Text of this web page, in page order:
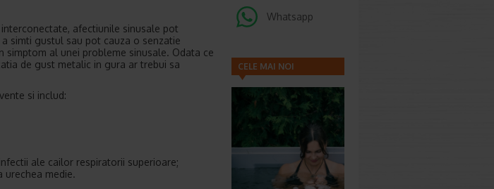
afectiunile sinusale pot
simti gustul sau pot cauza o senzatie
simptom al unei probleme sinusale. Odata ce
de gust metalic in gura ar trebui sa
si includ:
ale cailor respiratorii superioare;
urechea medie.
Whatsapp
CELE MAI NOI